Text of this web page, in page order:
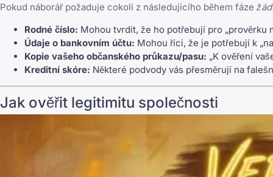
Pokud náborář požaduje cokoli z následujícího během fáze
Rodné číslo: Mohou tvrdit, že ho potřebují pro „prověrku
Údaje o bankovním účtu: Mohou říci, že je potřebují k
Kopie vašeho občanského průkazu/pasu: „K ověření
Kreditní skóre: Některé podvody vás přesměrují na
Jak ověřit legitimitu společnosti